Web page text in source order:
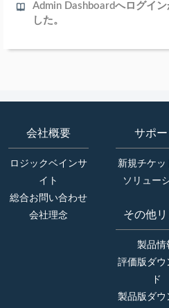
Admin Dashboardへログイ
した。
会社概要
ロジックベインサ
イト
総合お問い合わせ
会社理念
サポー
新規チケッ
ソリュー
その他リ
製品情
評価版ダウ
ド
製品版ダウ